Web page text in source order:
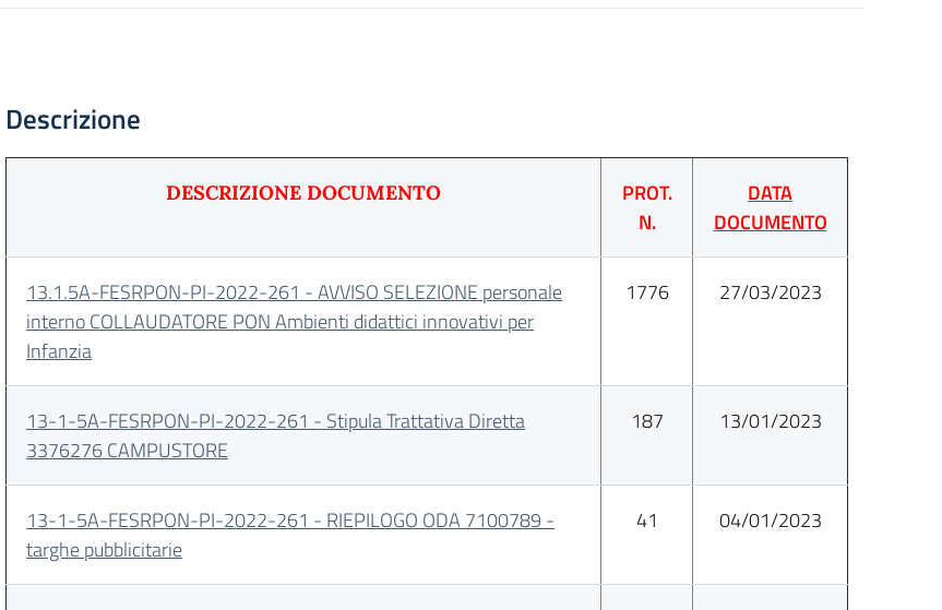
Descrizione
DESCRIZIONE DOCUMENTO
PROT.
N.
DATA
DOCUMENTO
13.1.5A-FESRPON-PI-2022-261 - AVVISO SELEZIONE personale
interno COLLAUDATORE PON Ambienti didattici innovativi per
Infanzia
1776 27/03/2023
13-1-5A-FESRPON-PI-2022-261 - Stipula Trattativa Diretta
3376276 CAMPUSTORE
187 13/01/2023
13-1-5A-FESRPON-PI-2022-261 - RIEPILOGO ODA 7100789 -
targhe pubblicitarie
41 04/01/2023